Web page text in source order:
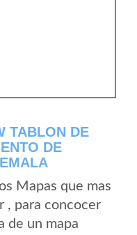
TABLON DE
DE
Mapas que mas
, para concocer
de un mapa